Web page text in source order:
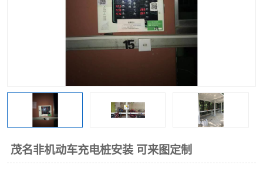
茂名非机动车充电桩安装 可来图定制